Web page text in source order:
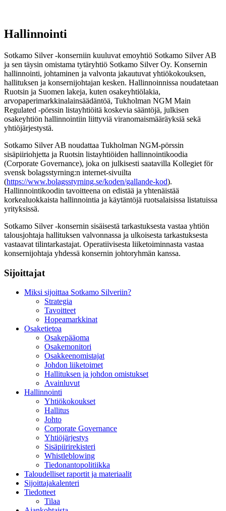
Hallinnointi
Sotkamo Silver -konserniin kuuluvat emoyhtiö Sotkamo Silver AB
ja sen täysin omistama tytäryhtiö Sotkamo Silver Oy. Konsernin
hallinnointi, johtaminen ja valvonta jakautuvat yhtiökokouksen,
hallituksen ja konsernijohtajan kesken. Hallinnoinnissa noudatetaan
Ruotsin ja Suomen lakeja, kuten osakeyhtiölakia,
arvopaperimarkkinalainsäädäntöä, Tukholman NGM Main
Regulated -pörssin listayhtiöitä koskevia sääntöjä, julkisen
osakeyhtiön hallinnointiin liittyviä viranomaismääräyksiä sekä
yhtiöjärjestystä.
Sotkamo Silver AB noudattaa Tukholman NGM-pörssin
sisäpiiriohjetta ja Ruotsin listayhtiöiden hallinnointikoodia
(Corporate Governance), joka on julkisesti saatavilla Kollegiet för
svensk bolagsstyrning:n internet-sivuilta
(https://www.bolagsstyrning.se/koden/gallande-kod).
Hallinnointikoodin tavoitteena on edistää ja yhtenäistää
korkealuokkaista hallinnointia ja käytäntöjä ruotsalaisissa listatuissa
yrityksissä.
Sotkamo Silver -konsernin sisäisestä tarkastuksesta vastaa yhtiön
talousjohtaja hallituksen valvonnassa ja ulkoisesta tarkastuksesta
vastaavat tilintarkastajat. Operatiivisesta liiketoiminnasta vastaa
konsernijohtaja yhdessä konsernin johtoryhmän kanssa.
Sijoittajat
Miksi sijoittaa Sotkamo Silveriin?
Strategia
Tavoitteet
Hopeamarkkinat
Osaketietoa
Osakepääoma
Osakemonitori
Osakkeenomistajat
Johdon liiketoimet
Hallituksen ja johdon omistukset
Avainluvut
Hallinnointi
Yhtiökokoukset
Hallitus
Johto
Corporate Governance
Yhtiöjärjestys
Sisäpiirirekisteri
Whistleblowing
Tiedonantopolitiikka
Taloudelliset raportit ja materiaalit
Sijoittajakalenteri
Tiedotteet
Tilaa